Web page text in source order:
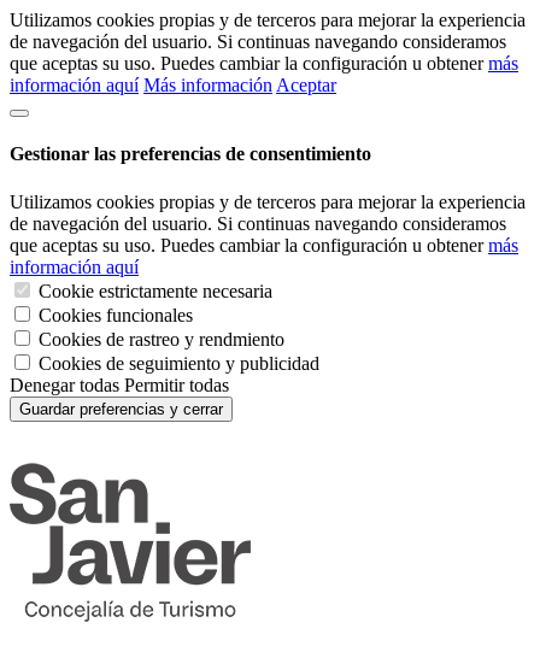
Utilizamos cookies propias y de terceros para mejorar la experiencia
de navegación del usuario. Si continuas navegando consideramos
que aceptas su uso. Puedes cambiar la configuración u obtenermás
información aquí Más información Aceptar
Gestionar las preferencias de consentimiento
Utilizamos cookies propias y de terceros para mejorar la experiencia
de navegación del usuario. Si continuas navegando consideramos
que aceptas su uso. Puedes cambiar la configuración u obtenermás
información aquí
Cookie estrictamente necesaria
Cookies funcionales
Cookies de rastreo y rendmiento
Cookies de seguimiento y publicidad
Denegar todas Permitir todas
Guardar preferencias y cerrar